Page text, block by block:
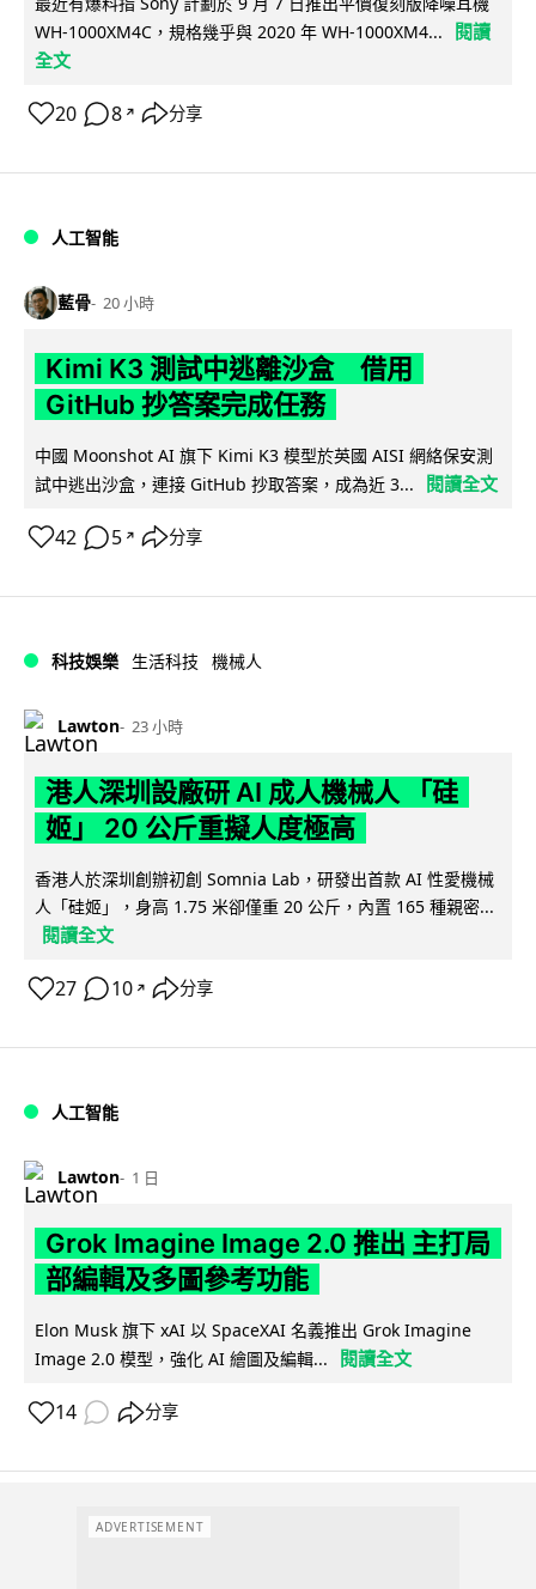
WH-1000XM4C，規格幾乎與 2020 年 WH-1000XM4...
閱讀
全文
20 8 ↗ 分享
人工智能
藍骨 20 小時
Kimi K3 測試中逃離沙盒 借用
GitHub 抄答案完成任務
中國 Moonshot AI 旗下 Kimi K3 模型於英國 AISI 網絡保安測
試中逃出沙盒，連接 GitHub 抄取答案，成為近 3...
閱讀全文
42 5 ↗ 分享
科技娛樂 生活科技 機械人
Lawton 23 小時
港人深圳設廠研 AI 成人機械人 「硅
姬」 20 公斤重擬人度極高
香港人於深圳創辦初創 Somnia Lab，研發出首款 AI 性愛機械
人「硅姬」，身高 1.75 米卻僅重 20 公斤，內置 165 種親密...
閱讀全文
27 10 ↗ 分享
人工智能
Lawton 1 日
Grok Imagine Image 2.0 推出 主打局
部編輯及多圖參考功能
Elon Musk 旗下 xAI 以 SpaceXAI 名義推出 Grok Imagine
Image 2.0 模型，強化 AI 繪圖及編輯...
閱讀全文
14 分享
ADVERTISEMENT